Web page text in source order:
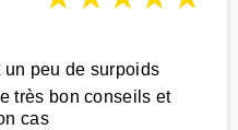
peu de surpoids
très bon conseils et
cas